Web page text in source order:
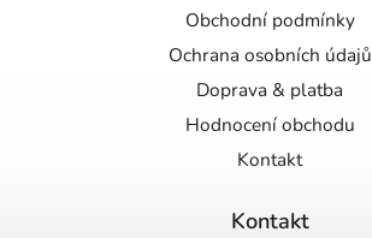
Obchodní podmínky
Ochrana osobních údajů
Doprava & platba
Hodnocení obchodu
Kontakt
Kontakt